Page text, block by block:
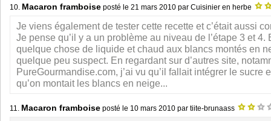
10. Macaron framboise posté le 21 mars 2010 par Cuisinier en herbe
Je viens également de tester cette recette et c’était aussi
Je pense qu’il y a un problème au niveau de l’étape 3 et 4.
quelque chose de liquide et chaud aux blancs montés en
quelque peu suspect. En regardant sur d’autres site,
PureGourmandise.com, j’ai vu qu’il fallait intégrer le sucre
qu’on montait les blancs en neige...
11. Macaron framboise posté le 10 mars 2010 par tiite-brunaass